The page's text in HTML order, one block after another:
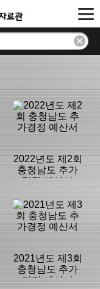
2022년도 제2회
충청남도 추가
경정 예산서
분류명 : 예산서
|
2021년도 제3회
충청남도 추가
경정 예산서